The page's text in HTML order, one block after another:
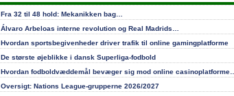
Fra 32 til 48 hold: Mekanikken bag…
Álvaro Arbeloas interne revolution og Real Madrids…
Hvordan sportsbegivenheder driver trafik til online gamingplatforme
De største øjeblikke i dansk Superliga-fodbold
Hvordan fodboldvæddemål bevæger sig mod online casinoplatforme…
Oversigt: Nations League-grupperne 2026/2027